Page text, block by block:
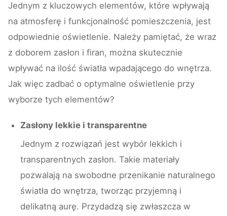
Jednym z kluczowych elementów, które wpływają
na atmosferę i funkcjonalność pomieszczenia, jest
odpowiednie oświetlenie. Należy pamiętać, że wraz
z doborem zasłon i firan, można skutecznie
wpływać na ilość światła wpadającego do wnętrza.
Jak więc zadbać o optymalne oświetlenie przy
wyborze tych elementów?
Zasłony lekkie i transparentne
Jednym z rozwiązań jest wybór lekkich i
transparentnych zasłon. Takie materiały
pozwalają na swobodne przenikanie naturalnego
światła do wnętrza, tworząc przyjemną i
delikatną aurę. Przydadzą się zwłaszcza w